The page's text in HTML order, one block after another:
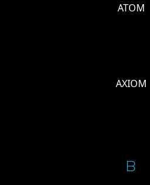
ATOM
AXIOM
B